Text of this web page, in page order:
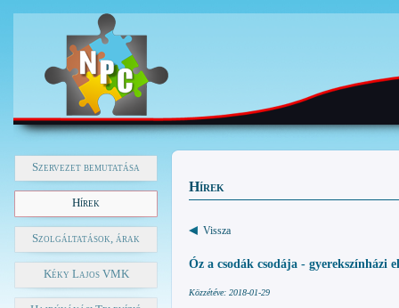
Szervezet bemutatása
Hírek
Szolgáltatások, árak
Kéky Lajos VMK
Hírek
Vissza
Óz a csodák csodája - gyerekszínházi
Közzétéve: 2018-01-29